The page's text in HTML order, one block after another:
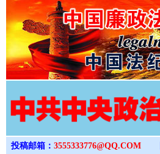
投稿邮箱： 3555333776@QQ.COM